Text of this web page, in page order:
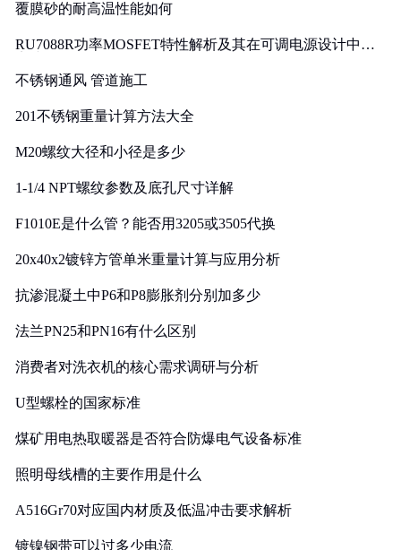
覆膜砂的耐高温性能如何
RU7088R功率MOSFET特性解析及其在可调电源设计中的
不锈钢通风 管道施工
201不锈钢重量计算方法大全
M20螺纹大径和小径是多少
1-1/4 NPT螺纹参数及底孔尺寸详解
F1010E是什么管？能否用3205或3505代换
20x40x2镀锌方管单米重量计算与应用分析
抗渗混凝土中P6和P8膨胀剂分别加多少
法兰PN25和PN16有什么区别
消费者对洗衣机的核心需求调研与分析
U型螺栓的国家标准
煤矿用电热取暖器是否符合防爆电气设备标准
照明母线槽的主要作用是什么
A516Gr70对应国内材质及低温冲击要求解析
镀镍钢带可以过多少电流